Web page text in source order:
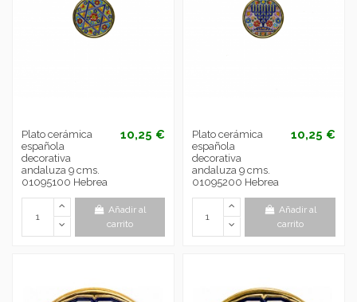
Plato cerámica
española
decorativa
andaluza 9 cms.
01095100 Hebrea
10,25 €
Añadir al
carrito
Plato cerámica
española
decorativa
andaluza 9 cms.
01095200 Hebrea
10,25 €
Añadir al
carrito